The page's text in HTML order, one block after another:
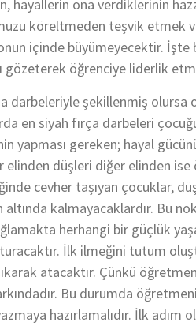
hayallerin ona verdiklerinin
köreltmeden teşvik etmek
içinde büyümeyecektir. İşte
gözeterek öğrenciye liderlik
darbeleriyle şekillenmiş olursa
en siyah fırça darbeleri
yapması gereken; hayal
elinden düşleri diğer elinden
cevher taşıyan çocuklar,
altında kalmayacaklardır. Bu
herhangi bir güçlük
İlk ilmeğini tutum
atacaktır. Çünkü
Bu durumda
hazırlamalıdır. İlk adım